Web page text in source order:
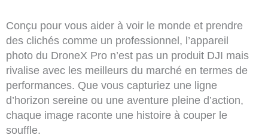
Conçu pour vous aider à voir le monde et prendre
des clichés comme un professionnel, l’appareil
photo du DroneX Pro n’est pas un produit DJI mais
rivalise avec les meilleurs du marché en termes de
performances. Que vous capturiez une ligne
d’horizon sereine ou une aventure pleine d’action,
chaque image raconte une histoire à couper le
souffle.